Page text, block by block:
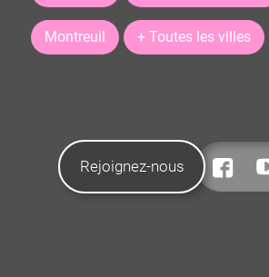
Montreuil + Toutes les villes
Rejoignez-nous